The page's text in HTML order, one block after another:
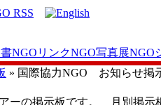
NGOリンクNGO写真展NGO
» 国際協力NGO お知らせ掲
ーの掲示板です。 月別掲